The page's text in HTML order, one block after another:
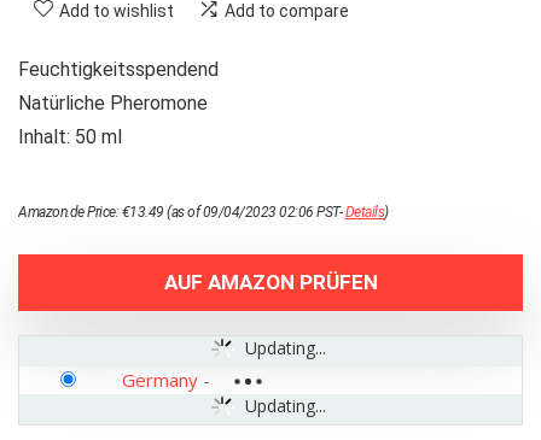
Add to wishlist Add to compare
Feuchtigkeitsspendend
Natürliche Pheromone
Inhalt: 50 ml
Amazon.de Price:€13.49 (as of 09/04/2023 02:06 PST-Details)
AUF AMAZON PRÜFEN
Updating...
Updating...
Germany -